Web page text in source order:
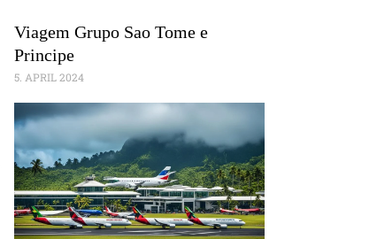
Viagem Grupo Sao Tome e
Principe
5. APRIL 2024